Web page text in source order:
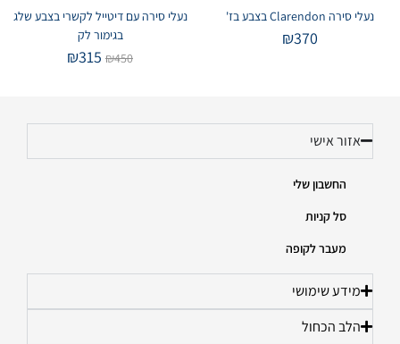
נעלי סירה Clarendon בצבע בז'
₪370
נעלי סירה עם דיטייל לקשרי בצבע שלג
בגימור לק
₪450
₪315
אזור אישי
החשבון שלי
סל קניות
מעבר לקופה
מידע שימושי
הלב הכחול